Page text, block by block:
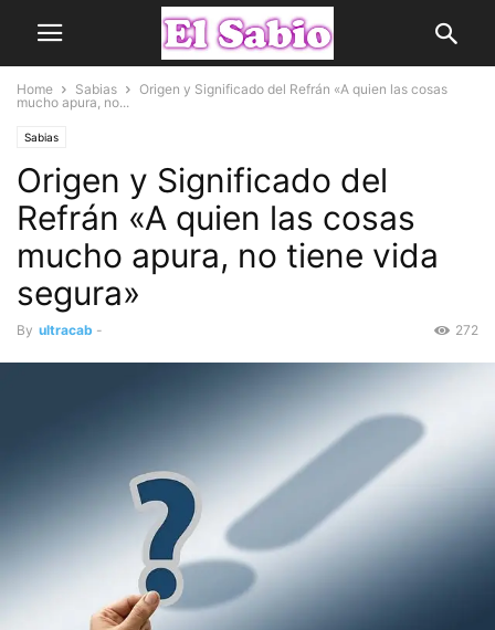
Home Sabias
Origen y Significado del Refrán «A quien las cosas
mucho apura, no...
Sabias
Origen y Significado del
Refrán «A quien las cosas
mucho apura, no tiene vida
segura»
By ultracab - 272